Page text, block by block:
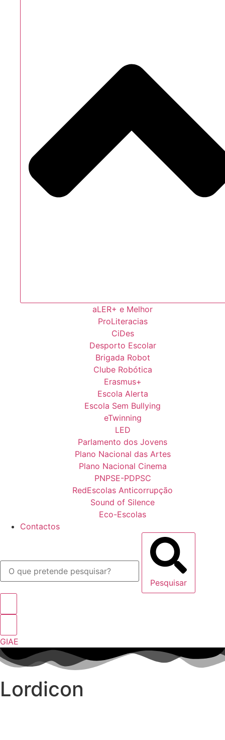
aLER+ e Melhor
ProLiteracias
CiDes
Desporto Escolar
Brigada Robot
Clube Robótica
Erasmus+
Escola Alerta
Escola Sem Bullying
eTwinning
LED
Parlamento dos Jovens
Plano Nacional das Artes
Plano Nacional Cinema
PNPSE-PDPSC
RedEscolas Anticorrupção
Sound of Silence
Eco-Escolas
Contactos
Pesquisar
GIAE
Lordicon